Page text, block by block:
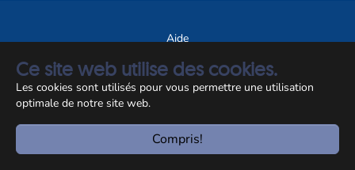
Ce site web utilise des cookies.
Les cookies sont utilisés pour vous permettre une utilisation
optimale de notre site web.
Compris!
Aide
A propos du site
Notice légale